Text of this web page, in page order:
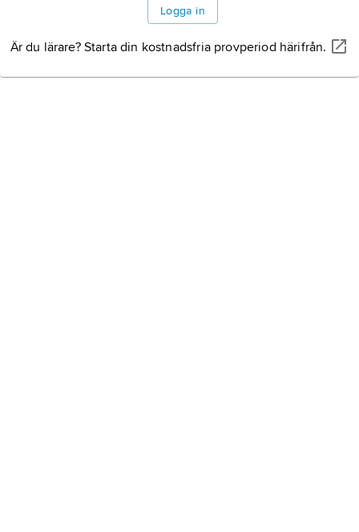
Logga in
Är du lärare? Starta din kostnadsfria provperiod härifrån.